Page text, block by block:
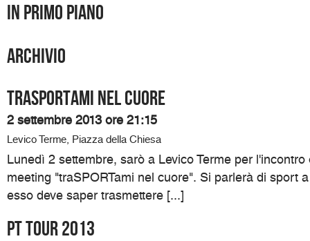
In primo piano
Archivio
traSPORTami nel cuore
2 settembre 2013 ore 21:15
Levico Terme, Piazza della Chiesa
Lunedì 2 settembre, sarò a Levico Terme per
meeting "traSPORTami nel cuore". Si parlerà di sport
esso deve saper trasmettere [...]
Pt Tour 2013